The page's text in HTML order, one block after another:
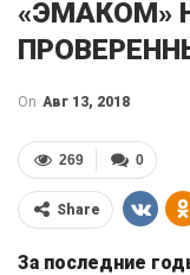
«ЭМАКОМ»
On Авг 13, 2018
0
269
Share
За последние